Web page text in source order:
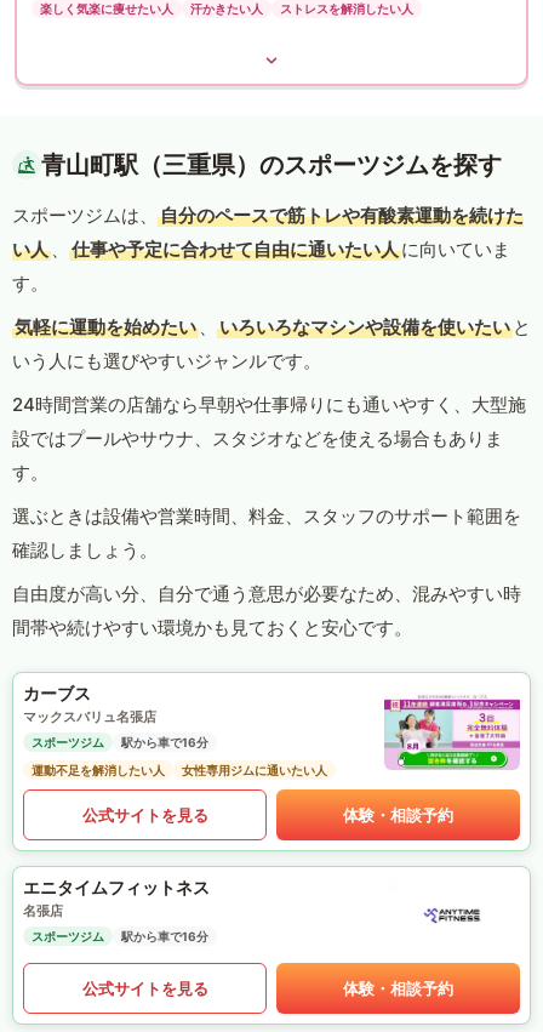
楽しく気楽に痩せたい人 汗かきたい人 ストレスを解消したい人
青山町駅（三重県）のスポーツジムを探す
スポーツジムは、
自分のペースで筋トレや有酸素運動を続けた
い人 、 仕事や予定に合わせて自由に通いたい人に向いていま
す。
気軽に運動を始めたい 、 いろいろなマシンや設備を使いたい と
いう人にも選びやすいジャンルです。
24時間営業の店舗なら早朝や仕事帰りにも通いやすく、大型施
設ではプールやサウナ、スタジオなどを使える場合もありま
す。
選ぶときは設備や営業時間、料金、スタッフのサポート範囲を
確認しましょう。
自由度が高い分、自分で通う意思が必要なため、混みやすい時
間帯や続けやすい環境かも見ておくと安心です。
カーブス
マックスバリュ名張店
スポーツジム
駅から車で16分
運動不足を解消したい人
女性専用ジムに通いたい人
公式サイトを見る 体験・相談予約
エニタイムフィットネス
名張店
スポーツジム 駅から車で16分
公式サイトを見る 体験・相談予約